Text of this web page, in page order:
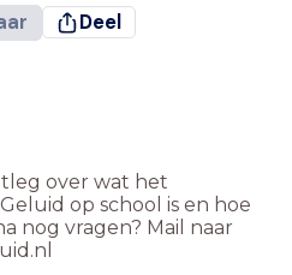
Deel
over wat het
op school is en hoe
nog vragen? Mail naar